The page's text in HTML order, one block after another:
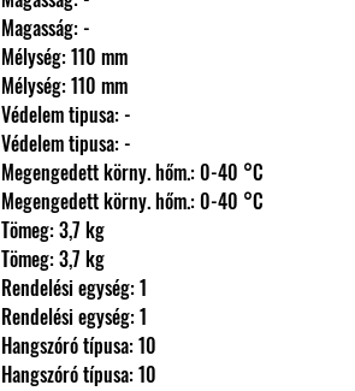
                Magasság: -
                Mélység: 110 mm
                Mélység: 110 mm
                Védelem tipusa: -
                Védelem tipusa: -
                Megengedett körny. hőm.: 0-40 °C
                Megengedett körny. hőm.: 0-40 °C
                Tömeg: 3,7 kg
                Tömeg: 3,7 kg
                Rendelési egység: 1
                Rendelési egység: 1
                Hangszóró típusa: 10
                Hangszóró típusa: 10